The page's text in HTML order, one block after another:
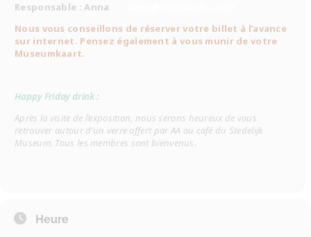
Responsable : Anna
Nous vous conseillons de réserver votre billet à l’avance
sur internet. Pensez également à vous munir de votre
Museumkaart.
Happy Friday drink :
Après la visite de l’exposition, nous serons heureux de vous
retrouver autour d’un verre offert par AA au café du Stedelijk
Museum. Tous les membres sont bienvenus.
Heure